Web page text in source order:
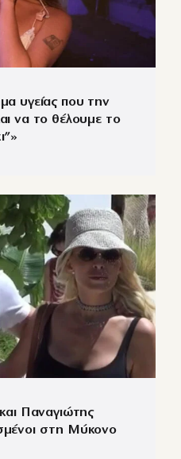
υγείας που την
να το θέλουμε το
Παναγιώτης
στη Μύκονο